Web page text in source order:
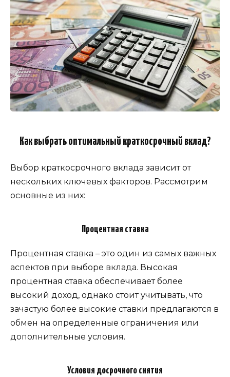
Как выбрать оптимальный краткосрочный вклад?
Выбор краткосрочного вклада зависит от
нескольких ключевых факторов. Рассмотрим
основные из них:
Процентная ставка
Процентная ставка – это один из самых важных
аспектов при выборе вклада. Высокая
процентная ставка обеспечивает более
высокий доход, однако стоит учитывать, что
зачастую более высокие ставки предлагаются в
обмен на определенные ограничения или
дополнительные условия.
Условия досрочного снятия